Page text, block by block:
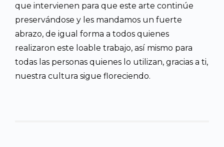
que intervienen para que este arte continúe
preservándose y les mandamos un fuerte
abrazo, de igual forma a todos quienes
realizaron este loable trabajo, así mismo para
todas las personas quienes lo utilizan, gracias a ti,
nuestra cultura sigue floreciendo.